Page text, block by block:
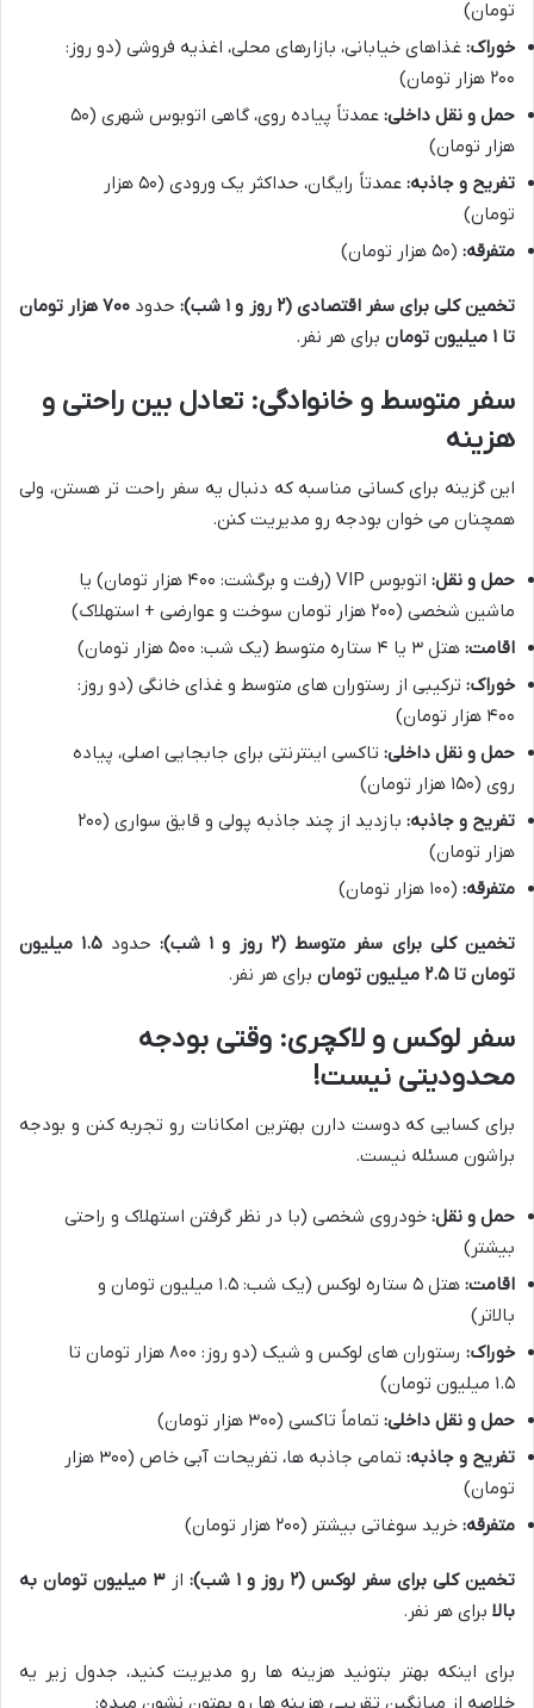
تومان)
خوراک: غذاهای خیابانی، بازارهای محلی، اغذیه فروشی (دو روز:
۲۰۰ هزار تومان)
حمل و نقل داخلی:
عمدتاً پیاده روی، گاهی اتوبوس شهری (۵۰
هزار تومان)
تفریح و جاذبه:
عمدتاً رایگان، حداکثر یک ورودی (۵۰ هزار
تومان)
متفرقه: (۵۰ هزار تومان)
تخمین کلی برای سفر اقتصادی (۲ روز و ۱ شب): حدود
۷۰۰ هزار تومان
تا ۱ میلیون تومان
برای هر نفر.
سفر متوسط و خانوادگی: تعادل بین راحتی و
هزینه
این گزینه برای کسانی مناسبه که دنبال یه سفر راحت تر هستن، ولی
همچنان می خوان بودجه رو مدیریت کنن.
حمل و نقل:
اتوبوس VIP (رفت و برگشت: ۴۰۰ هزار تومان) یا
ماشین شخصی (۲۰۰ هزار تومان سوخت و عوارضی + استهلاک)
اقامت: هتل ۳ یا ۴ ستاره متوسط (یک شب: ۵۰۰ هزار تومان)
خوراک: ترکیبی از رستوران های متوسط و غذای خانگی (دو روز:
۴۰۰ هزار تومان)
حمل و نقل داخلی: تاکسی اینترنتی برای جابجایی اصلی، پیاده
روی (۱۵۰ هزار تومان)
تفریح و جاذبه:
بازدید از چند جاذبه پولی و قایق سواری (۲۰۰
هزار تومان)
متفرقه: (۱۰۰ هزار تومان)
تخمین کلی برای سفر متوسط (۲ روز و ۱ شب): حدود
۱.۵ میلیون
تومان تا ۲.۵ میلیون تومان
برای هر نفر.
سفر لوکس و لاکچری: وقتی بودجه
محدودیتی نیست!
برای کسایی که دوست دارن بهترین امکانات رو تجربه کنن و بودجه
براشون مسئله نیست.
حمل و نقل: خودروی شخصی (با در نظر گرفتن استهلاک و راحتی
بیشتر)
اقامت:
هتل ۵ ستاره لوکس (یک شب: ۱.۵ میلیون تومان و
بالاتر)
خوراک:
رستوران های لوکس و شیک (دو روز: ۸۰۰ هزار تومان تا
۱.۵ میلیون تومان)
حمل و نقل داخلی: تماماً تاکسی (۳۰۰ هزار تومان)
تفریح و جاذبه:
تمامی جاذبه ها، تفریحات آبی خاص (۳۰۰ هزار
تومان)
متفرقه: خرید سوغاتی بیشتر (۲۰۰ هزار تومان)
تخمین کلی برای سفر لوکس (۲ روز و ۱ شب): از
۳ میلیون تومان به
بالا برای هر نفر.
برای اینکه بهتر بتونید هزینه ها رو مدیریت کنید، جدول زیر یه